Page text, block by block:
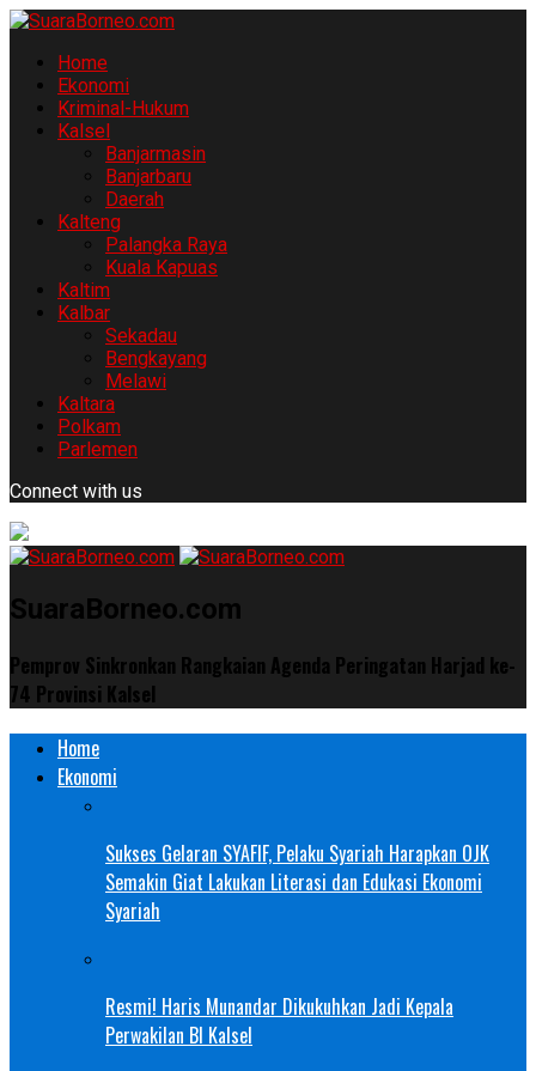
Home
Ekonomi
Kriminal-Hukum
Kalsel
Banjarmasin
Banjarbaru
Daerah
Kalteng
Palangka Raya
Kuala Kapuas
Kaltim
Kalbar
Sekadau
Bengkayang
Melawi
Kaltara
Polkam
Parlemen
Connect with us
SuaraBorneo.com
Pemprov Sinkronkan Rangkaian Agenda Peringatan Harjad ke-
74 Provinsi Kalsel
Home
Ekonomi
Sukses Gelaran SYAFIF, Pelaku Syariah Harapkan OJK
Semakin Giat Lakukan Literasi dan Edukasi Ekonomi
Syariah
Resmi! Haris Munandar Dikukuhkan Jadi Kepala
Perwakilan BI Kalsel